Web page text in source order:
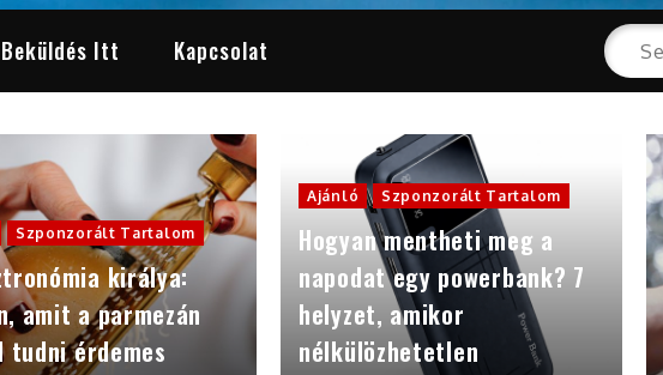
Itt Kapcsolat
Search
for:
Szponzorált Tartalom
királya:
amit a parmezán
érdemes
Ajánló Szponzorált Tartalom
Hogyan mentheti meg a
napodat egy powerbank? 7
helyzet, amikor
nélkülözhetetlen